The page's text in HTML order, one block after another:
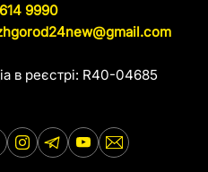
9990
в реєстрі: R40-04685